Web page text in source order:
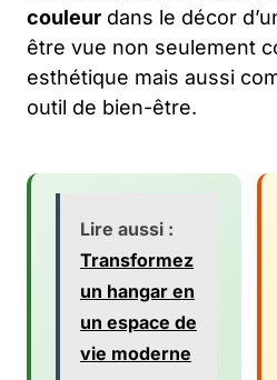
couleur dans le décor
être vue non seulement
esthétique mais aussi
outil de bien-être.
Lire aussi :
Transformez
un hangar en
un espace de
vie moderne